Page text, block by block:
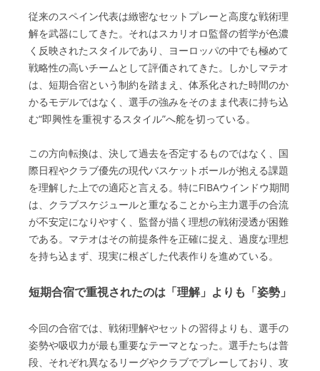
従来のスペイン代表は緻密なセットプレーと高度な戦術理
解を武器にしてきた。それはスカリオロ監督の哲学が色濃
く反映されたスタイルであり、ヨーロッパの中でも極めて
戦略性の高いチームとして評価されてきた。しかしマテオ
は、短期合宿という制約を踏まえ、体系化された時間のか
かるモデルではなく、選手の強みをそのまま代表に持ち込
む“即興性を重視するスタイル”へ舵を切っている。
この方向転換は、決して過去を否定するものではなく、国
際日程やクラブ優先の現代バスケットボールが抱える課題
を理解した上での適応と言える。特にFIBAウインドウ期間
は、クラブスケジュールと重なることから主力選手の合流
が不安定になりやすく、監督が描く理想の戦術浸透が困難
である。マテオはその前提条件を正確に捉え、過度な理想
を持ち込まず、現実に根ざした代表作りを進めている。
短期合宿で重視されたのは「理解」よりも「姿勢」
今回の合宿では、戦術理解やセットの習得よりも、選手の
姿勢や吸収力が最も重要なテーマとなった。選手たちは普
段、それぞれ異なるリーグやクラブでプレーしており、攻